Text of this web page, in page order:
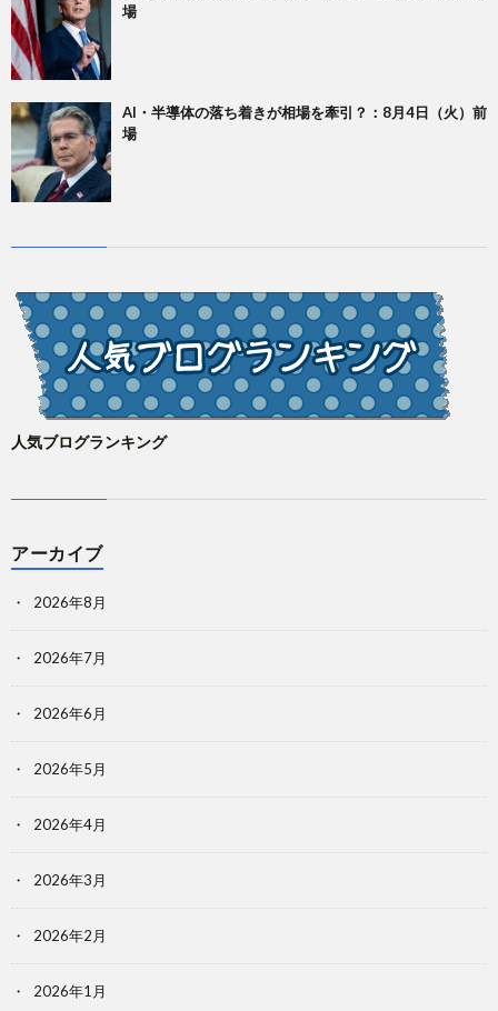
場
AI・半導体の落ち着きが相場を牽引？：8月4日（火）前
場
人気ブログランキング
アーカイブ
2026年8月
2026年7月
2026年6月
2026年5月
2026年4月
2026年3月
2026年2月
2026年1月